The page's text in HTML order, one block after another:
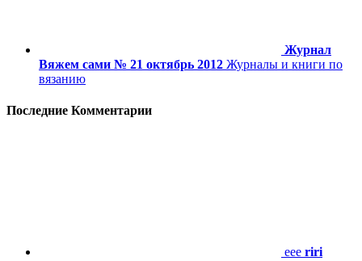
Журнал
Вяжем сами № 21 октябрь 2012 Журналы и книги по
вязанию
Последние Комментарии
eee riri